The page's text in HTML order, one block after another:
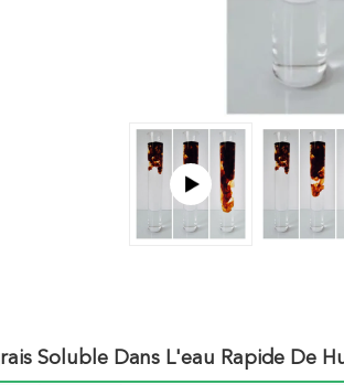
Soluble Dans L'eau Rapide De